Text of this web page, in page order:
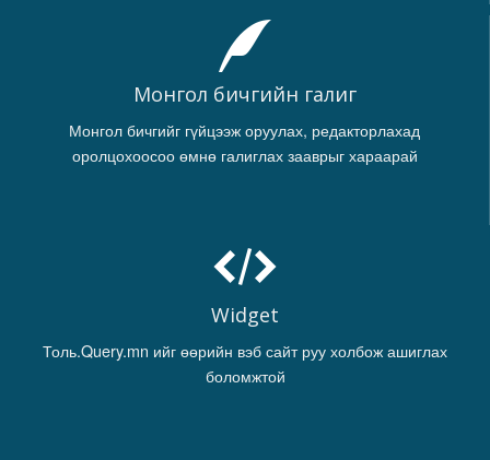
Монгол бичгийн галиг
Монгол бичгийг гүйцээж оруулах, редакторлахад
оролцохоосоо өмнө галиглах зааврыг хараарай
Widget
Толь.Query.mn ийг өөрийн вэб сайт руу холбож ашиглах
боломжтой